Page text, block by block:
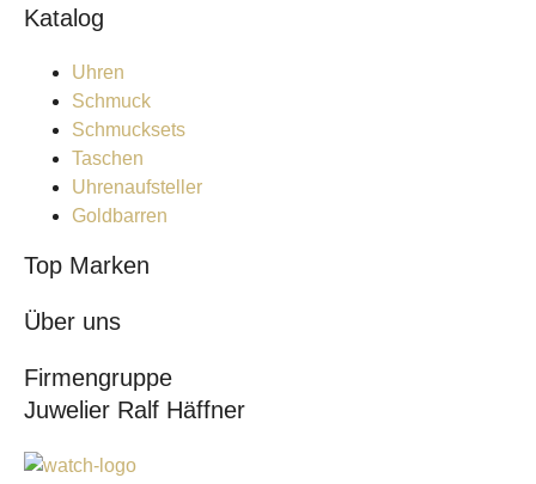
Katalog
Uhren
Schmuck
Schmucksets
Taschen
Uhrenaufsteller
Goldbarren
Top Marken
Über uns
Firmengruppe
Juwelier Ralf Häffner